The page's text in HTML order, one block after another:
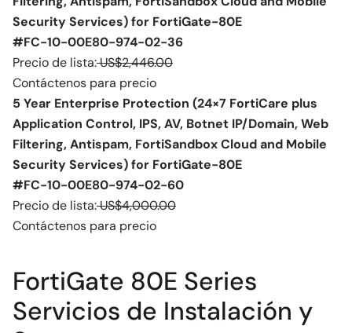
Security Services) for FortiGate-80E
#FC-10-00E80-974-02-36
Precio de lista:US$2,446.00
Contáctenos para precio
5 Year Enterprise Protection (24×7 FortiCare plus
Application Control, IPS, AV, Botnet IP/Domain, Web
Filtering, Antispam, FortiSandbox Cloud and Mobile
Security Services) for FortiGate-80E
#FC-10-00E80-974-02-60
Precio de lista:US$4,000.00
Contáctenos para precio
FortiGate 80E Series
Servicios de Instalación y